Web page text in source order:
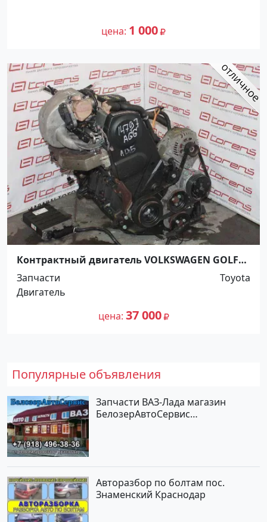
цена 1 000
Контрактный двигатель VOLKSWAGEN GOLF
III, 1H1, AGG Ростов
Запчасти
Toyota
Двигатель
цена 37 000
Популярные объявления
Запчасти ВАЗ-Лада магазин
БелозерАвтоСервис
Авторазбор по болтам пос.
Знаменский Краснодар